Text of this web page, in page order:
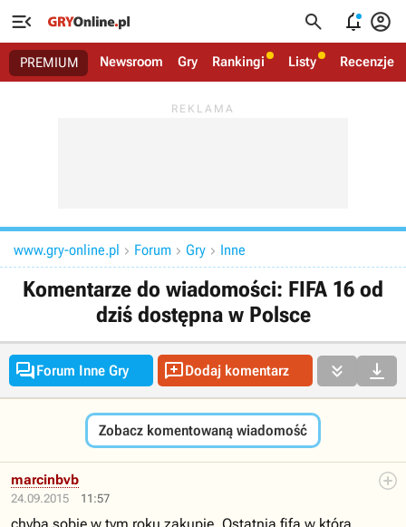
   
PREMIUM Newsroom Gry Rankingi Listy Recenzje
www.gry-online.pl  Forum  Gry  Inne
Komentarze do wiadomości: FIFA 16 od
dziś dostępna w Polsce
Forum Inne Gry Dodaj komentarz  
Zobacz komentowaną wiadomość
24.09.2015 11:57
marcinbvb